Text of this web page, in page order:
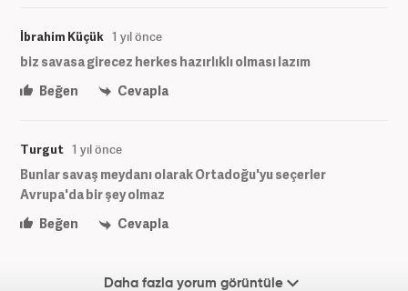
İbrahim Küçük 1 yıl önce
biz savasa girecez herkes hazırlıklı olması lazım
Beğen
Cevapla
Turgut 1 yıl önce
Bunlar savaş meydanı olarak Ortadoğu'yu seçerler
Avrupa'da bir şey olmaz
Beğen
Cevapla
Daha fazla yorum görüntüle